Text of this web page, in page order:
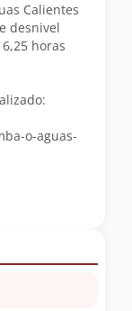
Calientes
desnivel
horas
o-aguas-